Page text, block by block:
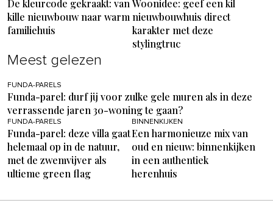
De kleurcode gekraakt: van
kille nieuwbouw naar warm
familiehuis
Woonidee: geef een kil
nieuwbouwhuis direct
karakter met deze
stylingtruc
Meest gelezen
FUNDA-PARELS
Funda-parel: durf jij voor zulke gele muren als in deze
verrassende jaren 30-woning te gaan?
FUNDA-PARELS
Funda-parel: deze villa gaat
helemaal op in de natuur,
met de zwemvijver als
ultieme green flag
BINNENKIJKEN
Een harmonieuze mix van
oud en nieuw: binnenkijken
in een authentiek
herenhuis